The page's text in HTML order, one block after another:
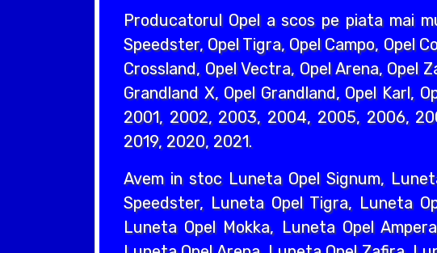
Producatorul Opel a scos pe piata mai
Speedster, Opel Tigra, Opel Campo, Opel
Crossland, Opel Vectra, Opel Arena, Opel
Grandland X, Opel Grandland, Opel Karl,
2001, 2002, 2003, 2004, 2005, 2006,
2019, 2020, 2021.
Avem in stoc Luneta Opel Signum,
Speedster, Luneta Opel Tigra, Luneta
Luneta Opel Mokka, Luneta Opel